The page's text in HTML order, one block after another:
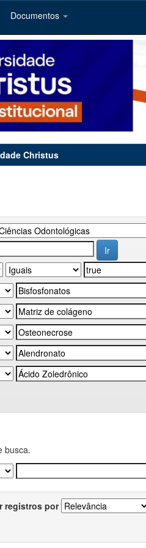
Documentos
Christus
busca.
registros por